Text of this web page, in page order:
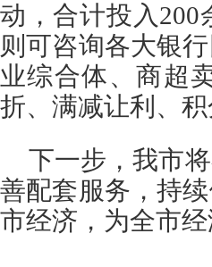
动，合计投入200
则可咨询各大银
业综合体、商超
折、满减让利、
下一步，我市
善配套服务，持
市经济，为全市